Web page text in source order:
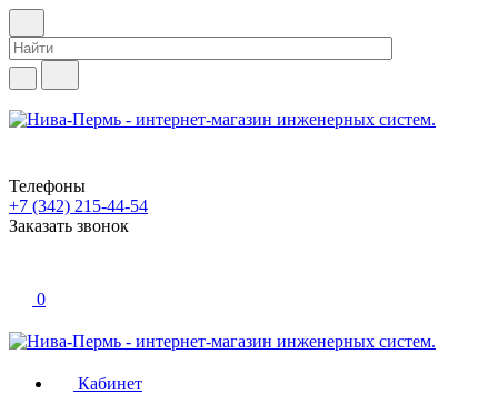
Телефоны
+7 (342) 215-44-54
Заказать звонок
0
Кабинет